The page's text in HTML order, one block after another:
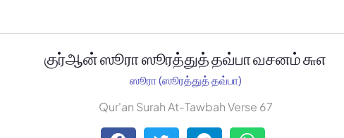
குர்ஆன் ஸூரா ஸூரத்துத் தவ்பா வசனம் ௬௭
ஸூரா (ஸூரத்துத் தவ்பா)
Qur'an Surah At-Tawbah Verse 67